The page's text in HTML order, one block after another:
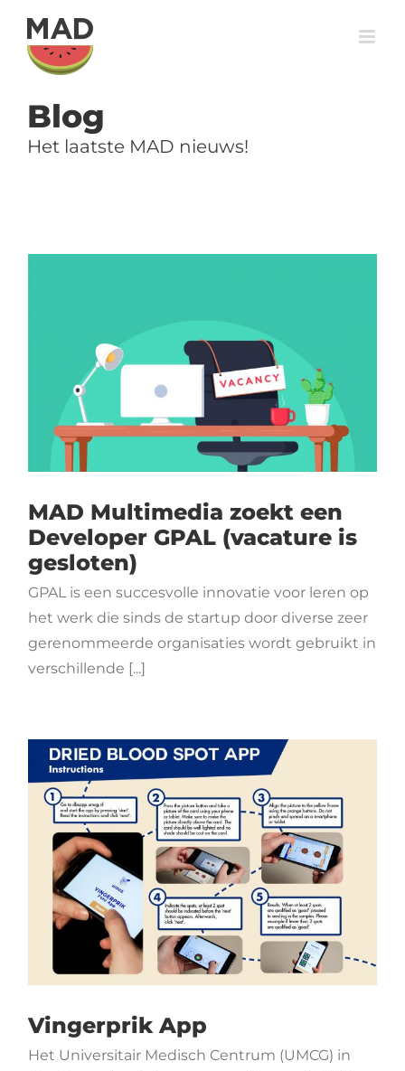
content
Blog
Het laatste MAD nieuws!
MAD Multimedia zoekt een
Developer GPAL (vacature is
gesloten)
GPAL is een succesvolle innovatie voor leren op
het werk die sinds de startup door diverse zeer
gerenommeerde organisaties wordt gebruikt in
verschillende [...]
Vingerprik App
Het Universitair Medisch Centrum (UMCG) in